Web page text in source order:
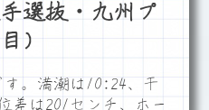
選抜・九州プ
）
。満潮は10:24、干
差は201センチ、ホー